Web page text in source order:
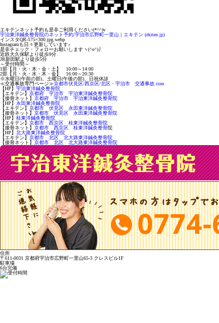
エキテンネット予約も是非ご利用ください(*^^)v
宇治東洋鍼灸整骨院のネット予約/宇治市広野町一里山｜エキテン (ekiten.jp)
インスタQR-175×300.jpg.webp
Instagram も日々更新しています♪
是非チェック・フォローお願いしますヽ(^o^)丿
近鉄大久保駅より徒歩9分
JR新田駅より徒歩5分
～受付時間～
1部【月・火・木・金・土】 10:00～ 14:00
2部【月・火・水・木・金】 16:00～20:30
※水曜日(午前の部) 、土曜日(午後の部) 、日祝休診
≪交通事故専門ページ≫京都市伏見区/西京区/北区・宇治市 交通事故 .com
【HP】 宇治東洋鍼灸整骨院
【エキテン】 京都府 宇治市 宇治東洋鍼灸整骨院
【接骨ネット】 京都府 宇治市 宇治東洋鍼灸整骨院
【HP】 永田東洋鍼灸整骨院
【エキテン】 京都市 伏見区 永田東洋鍼灸整骨院
【接骨ネット】 京都市 伏見区 永田東洋鍼灸整骨院
【HP】 桂東洋鍼灸整骨院
【エキテン】 京都市 西京区 桂東洋鍼灸整骨院
【接骨ネット】 京都市 西京区 桂東洋鍼灸整骨院
【HP】 北大路東洋鍼灸整骨院
【エキテン】 京都市 北区 北大路東洋鍼灸整骨院
【接骨ネット】 京都市 北区 北大路東洋鍼灸整骨院
住所
〒611-0031 京都府宇治市広野町一里山65-3 クレスビル1F
駐車場
6台完備